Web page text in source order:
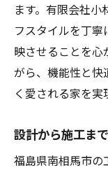
ます。有限会社
フスタイルを丁
映させることを心
がら、機能性と快
く愛される家を実
設計から施工ま
福島県南相馬市の